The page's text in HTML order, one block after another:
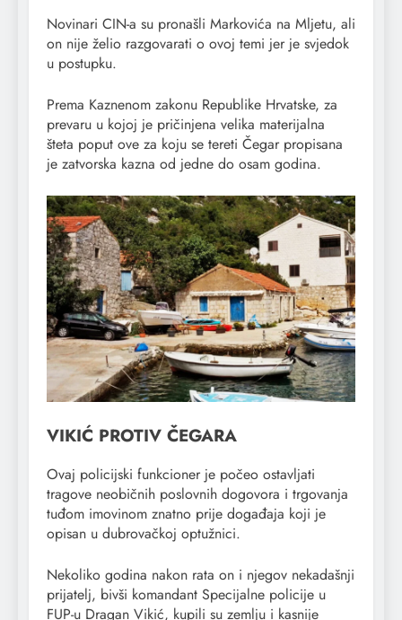
Novinari CIN-a su pronašli Markovića na Mljetu, ali
on nije želio razgovarati o ovoj temi jer je svjedok
u postupku.
Prema Kaznenom zakonu Republike Hrvatske, za
prevaru u kojoj je pričinjena velika materijalna
šteta poput ove za koju se tereti Čegar propisana
je zatvorska kazna od jedne do osam godina.
VIKIĆ PROTIV ČEGARA
Ovaj policijski funkcioner je počeo ostavljati
tragove neobičnih poslovnih dogovora i trgovanja
tuđom imovinom znatno prije događaja koji je
opisan u dubrovačkoj optužnici.
Nekoliko godina nakon rata on i njegov nekadašnji
prijatelj, bivši komandant Specijalne policije u
FUP-u Dragan Vikić, kupili su zemlju i kasnije